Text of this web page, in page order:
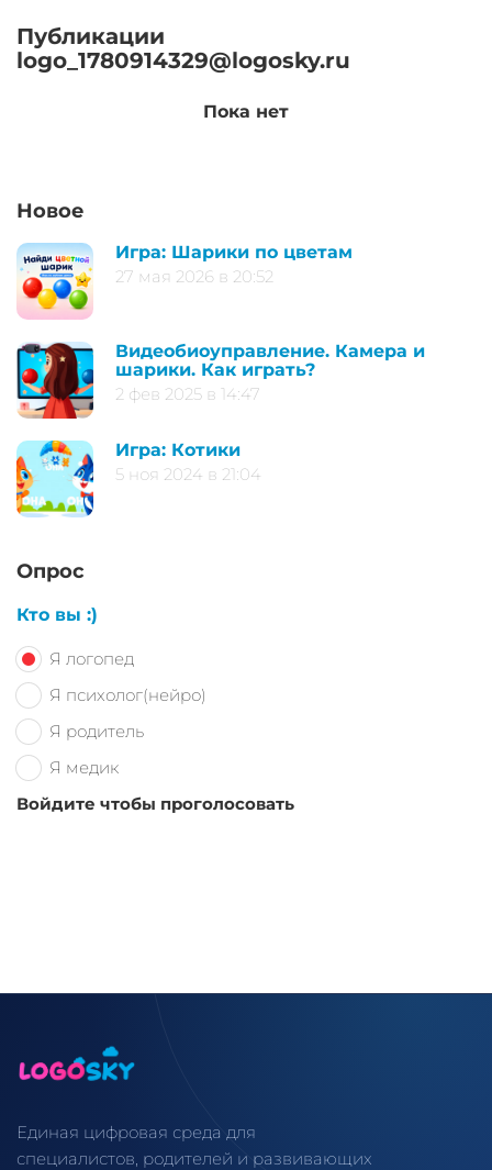
Публикации
logo_1780914329@logosky.ru
Пока нет
Новое
Игра: Шарики по цветам
27 мая 2026 в 20:52
Видеобиоуправление. Камера и
шарики. Как играть?
2 фев 2025 в 14:47
Игра: Котики
5 ноя 2024 в 21:04
Опрос
Кто вы :)
Я логопед
Я психолог(нейро)
Я родитель
Я медик
Войдите чтобы проголосовать
Единая цифровая среда для
специалистов, родителей и развивающих